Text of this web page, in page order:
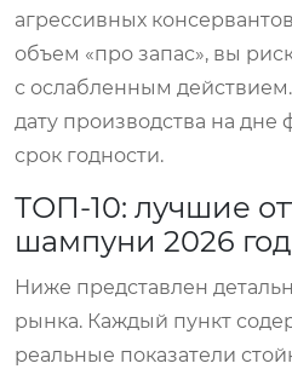
агрессивных
объем «про запас», вы
с ослабленным
дату производства на дне
срок годности.
ТОП-10: лучшие
шампуни 2026
Ниже представлен
рынка. Каждый пункт
реальные показатели